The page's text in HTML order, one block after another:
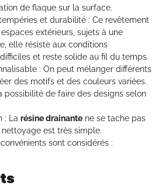
de flaque sur la surface.
et durabilité : Ce revêtement
extérieurs, sujets à une
elle résiste aux conditions
et reste solide au fil du temps.
: On peut mélanger différents
des motifs et des couleurs variées.
possibilité de faire des designs selon
: La résine drainante ne se tache pas
est très simple.
sont considérés :